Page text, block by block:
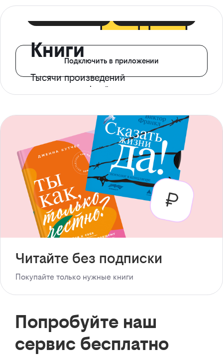
Книги
Тысячи произведений
с доступом офлайн
Подключить в приложении
Читайте без подписки
Покупайте только нужные книги
Попробуйте наш
сервис бесплатно